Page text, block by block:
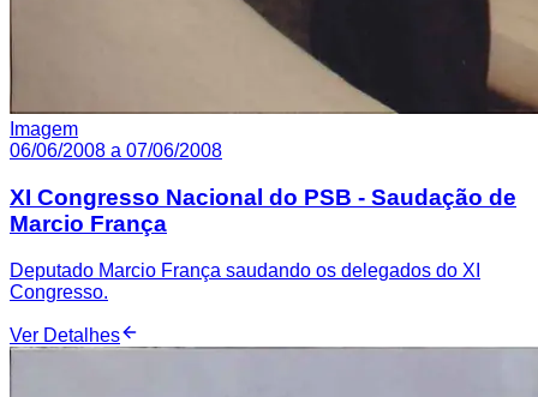
Imagem
06/06/2008 a 07/06/2008
XI Congresso Nacional do PSB - Saudação de
Marcio França
Deputado Marcio França saudando os delegados do XI
Congresso.
Ver Detalhes